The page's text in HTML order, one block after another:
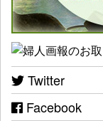
Twitter
Facebook